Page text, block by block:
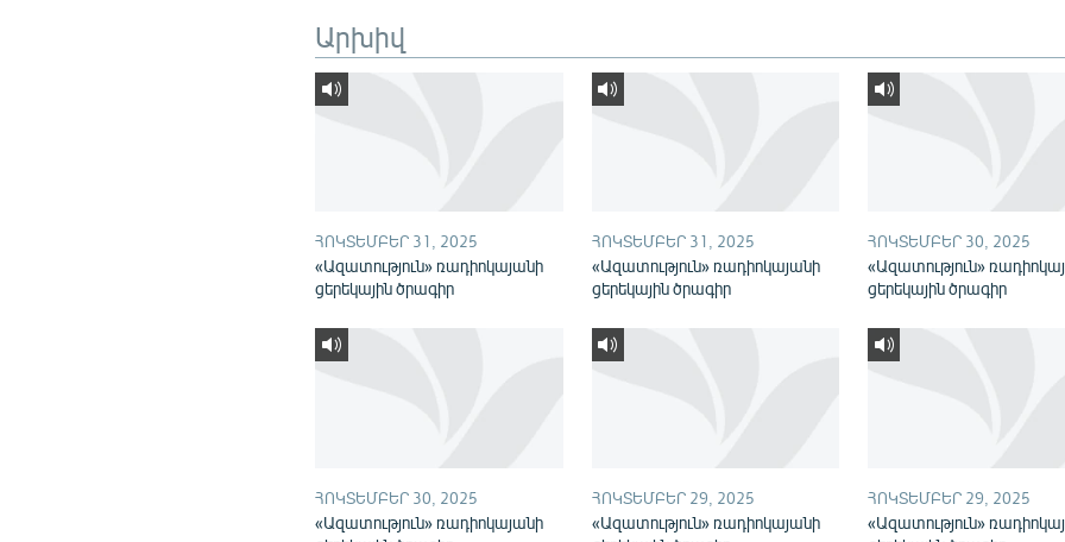
Արխիվ
ՀՈԿՏԵՄԲԵՐ 31, 2025
«Ազատություն» ռադիոկայանի
ցերեկային ծրագիր
ՀՈԿՏԵՄԲԵՐ 31, 2025
«Ազատություն» ռադիոկայանի
ցերեկային ծրագիր
ՀՈԿՏԵՄԲԵՐ 30, 2025
«Ազատություն»
ցերեկային ծրագիր
ՀՈԿՏԵՄԲԵՐ 30, 2025
«Ազատություն» ռադիոկայանի
ՀՈԿՏԵՄԲԵՐ 29, 2025
«Ազատություն» ռադիոկայանի
ՀՈԿՏԵՄԲԵՐ 29, 2025
«Ազատություն»